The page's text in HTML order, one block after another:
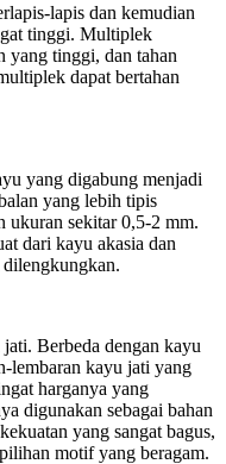
lapis dan kemudian
tinggi. Multiplek
yang tinggi, dan tahan
dapat bertahan
yang digabung menjadi
yang lebih tipis
ukuran sekitar 0,5-2 mm.
dari kayu akasia dan
Berbeda dengan kayu
lembaran kayu jati yang
harganya yang
digunakan sebagai bahan
yang sangat bagus,
motif yang beragam.